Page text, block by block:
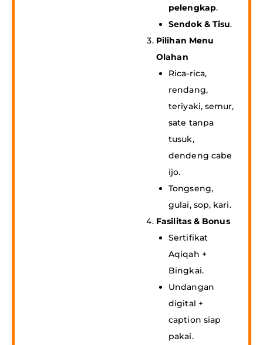
pelengkap.
Sendok & Tisu.
Pilihan Menu
Olahan
Rica-rica,
rendang,
teriyaki, semur,
sate tanpa
tusuk,
dendeng cabe
ijo.
Tongseng,
gulai, sop, kari.
Fasilitas & Bonus
Sertifikat
Aqiqah +
Bingkai.
Undangan
digital +
caption siap
pakai.